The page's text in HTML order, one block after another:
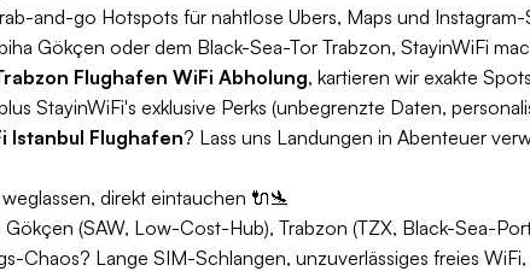
and-go Hotspots für nahtlose Ubers, Maps und Instagram-
Gökçen oder dem Black-Sea-Tor Trabzon, StayinWiFi
Flughafen WiFi Abholung, kartieren wir exakte
StayinWiFi's exklusive Perks (unbegrenzte Daten,
Istanbul Flughafen? Lass uns Landungen in Abenteuer
direkt eintauchen 🔌🛬
(SAW, Low-Cost-Hub), Trabzon (TZX, Black-Sea-
Chaos? Lange SIM-Schlangen, unzuverlässiges freies